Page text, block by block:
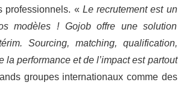
professionnels. « Le recrutement est un
modèles ! Gojob offre une solution
Sourcing, matching, qualification,
performance et de l’impact est partout
groupes internationaux comme des